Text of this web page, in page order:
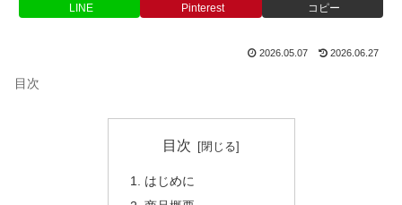
LINE Pinterest コピー
2026.05.07 2026.06.27
目次
目次
はじめに